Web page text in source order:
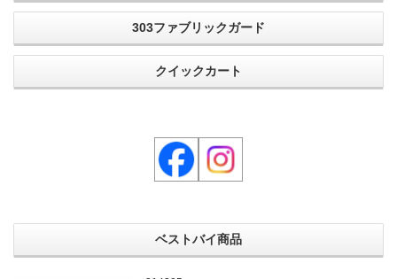
303ファブリックガード
クイックカート
ベストバイ商品